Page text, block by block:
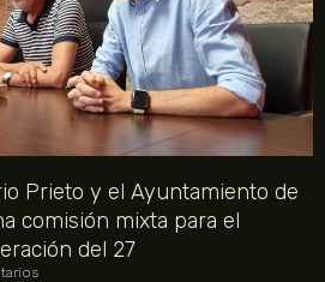
Prieto y el Ayuntamiento de
comisión mixta para el
del 27